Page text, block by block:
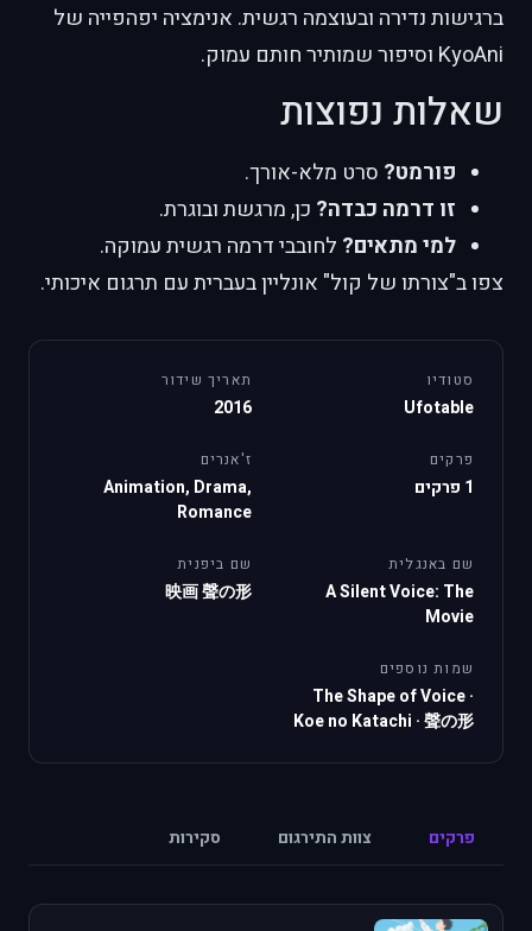
ברגישות נדירה ובעוצמה רגשית. אנימציה יפהפייה של
KyoAni וסיפור שמותיר חותם עמוק.
שאלות נפוצות
פורמט? סרט מלא-אורך.
זו דרמה כבדה? כן, מרגשת ובוגרת.
למי מתאים? לחובבי דרמה רגשית עמוקה.
צפו ב"צורתו של קול" אונליין בעברית עם תרגום איכותי.
סטודיו
Ufotable
תאריך שידור
2016
פרקים
1 פרקים
ז'אנרים
Animation, Drama,
Romance
שם באנגלית
A Silent Voice: The
Movie
שם ביפנית
映画 聲の形
שמות נוספים
The Shape of Voice·
Koe no Katachi ·聲の形
פרקים צוות התירגום סקירות